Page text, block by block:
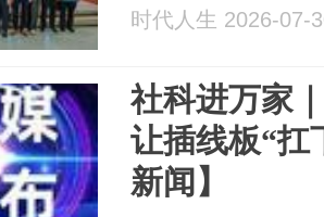
时代人生 2026-07-
社科进万家
让插线板“扛
新闻】